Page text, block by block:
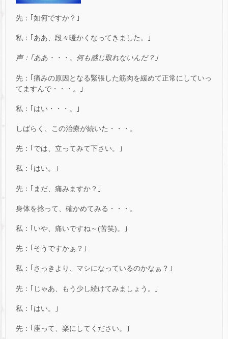
先：｢如何ですか？｣
私：｢ああ、段々暖かくなってきました。｣
声：｢ああ・・・。何も感じ取れないんだ？｣
先：｢痛みの原因となる緊張した筋肉を緩めて正常にしていっ
てますんで・・・。｣
私：｢はい・・・。｣
しばらく、この治療が続いた・・・。
先：｢では、立ってみて下さい。｣
私：｢はい。｣
先：｢まだ、痛みますか？｣
身体を捻って、確かめてみる・・・。
私：｢いや、痛いですね～(苦笑)。｣
先：｢そうですかぁ？｣
私：｢さっきより、マシになっているのかなぁ？｣
先：｢じゃあ、もう少し続けてみましょう。｣
私：｢はい。｣
先：｢座って、楽にしてください。｣